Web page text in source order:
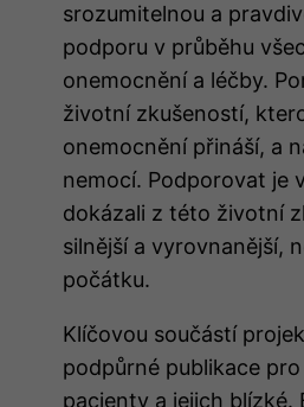
srozumitelnou a
podporu v průběhu
onemocnění a léčby.
životní zkušeností,
onemocnění přináší, a
nemocí. Podporovat je
dokázali z této životní
silnější a vyrovnanější,
počátku.
Klíčovou součástí
podpůrné publikace
pacienty a jejich blízké.